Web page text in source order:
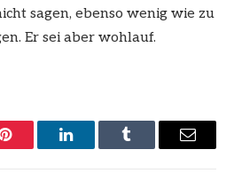
sagen, ebenso wenig wie zu
Er sei aber wohlauf.
Pinterest LinkedInTumblr Email